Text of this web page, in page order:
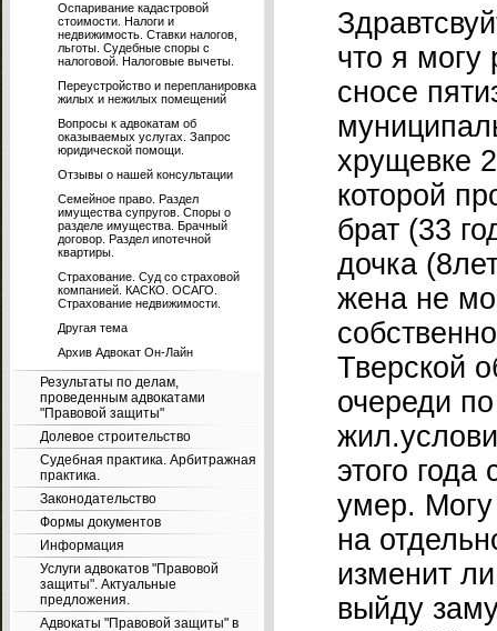
Оспаривание кадастровой
стоимости. Налоги и
недвижимость. Ставки налогов,
льготы. Судебные споры с
налоговой. Налоговые вычеты.
Переустройство и перепланировка
жилых и нежилых помещений
Вопросы к адвокатам об
оказываемых услугах. Запрос
юридической помощи.
Отзывы о нашей консультации
Семейное право. Раздел
имущества супругов. Споры о
разделе имущества. Брачный
договор. Раздел ипотечной
квартиры.
Страхование. Суд со страховой
компанией. КАСКО. ОСАГО.
Страхование недвижимости.
Другая тема
Архив Адвокат Он-Лайн
Результаты по делам,
проведенным адвокатами
"Правовой защиты"
Долевое строительство
Судебная практика. Арбитражная
практика.
Законодательство
Формы документов
Информация
Услуги адвокатов "Правовой
защиты". Актуальные
предложения.
Адвокаты "Правовой защиты" в
что я могу
сносе
хрущевке
которой
брат (33
дочка
жена не
Тверской
очереди
этого
умер. Могу
на
изменит
выйду